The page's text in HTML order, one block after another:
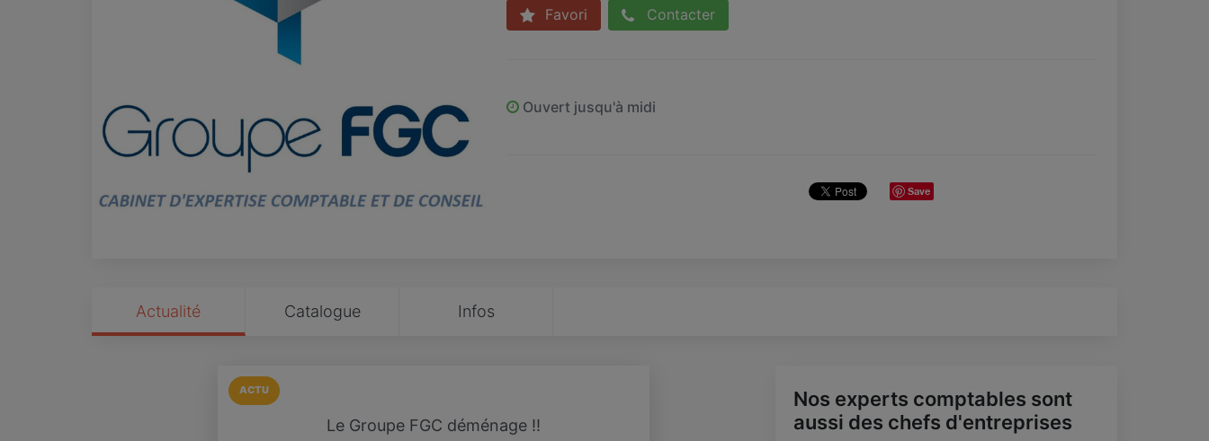
Favori Contacter
Ouvert jusqu'à midi
Save
Actualité Catalogue Infos
ACTU
Le Groupe FGC déménage !!
Nos experts comptables sont
aussi des chefs d'entreprises